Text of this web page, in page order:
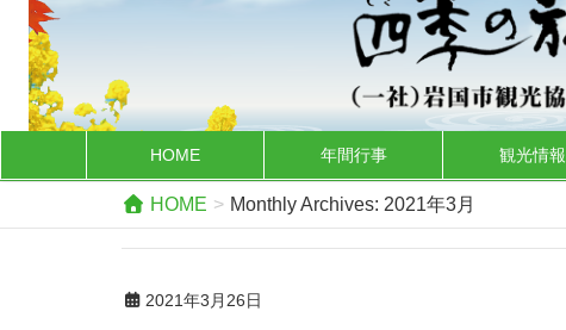
HOME 年間行事 観光情報
HOME Monthly Archives: 2021年3月
2021年3月26日